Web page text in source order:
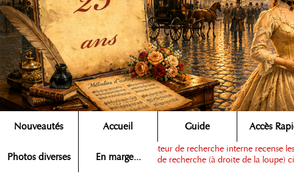
Nouveautés Accueil Guide Accès
Photos diverses En marge...
Rechercher ▶
ce moteur de recherche interne recense
dans la zone de recherche (à droite de la loupe)